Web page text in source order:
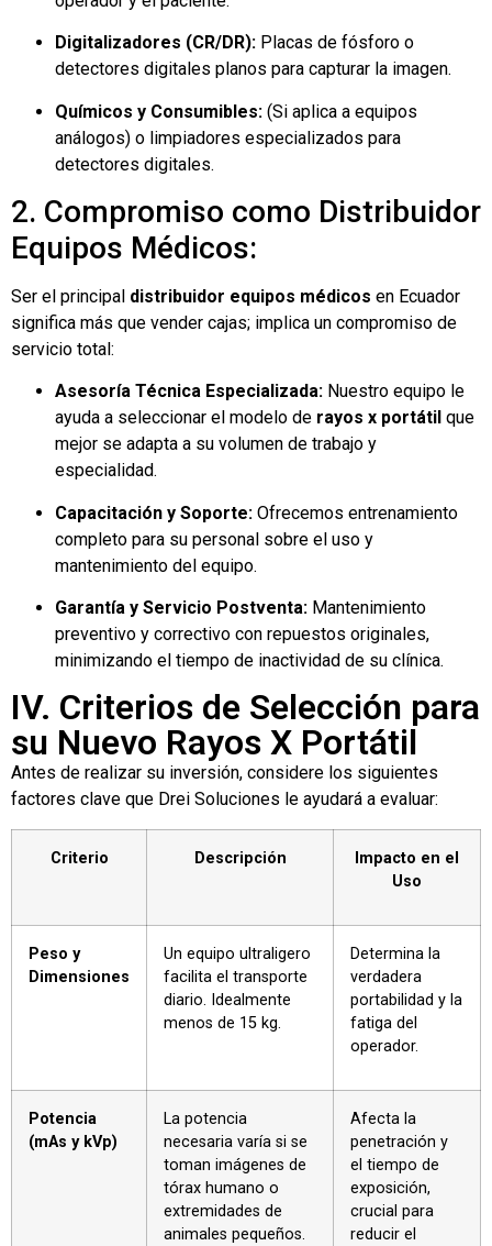
Digitalizadores (CR/DR): Placas de fósforo o
detectores digitales planos para capturar la imagen.
Químicos y Consumibles: (Si aplica a equipos
análogos) o limpiadores especializados para
detectores digitales.
2. Compromiso como Distribuidor
Equipos Médicos:
Ser el principal distribuidor equipos médicos en Ecuador
significa más que vender cajas; implica un compromiso de
servicio total:
Asesoría Técnica Especializada: Nuestro equipo le
ayuda a seleccionar el modelo de rayos x portátil que
mejor se adapta a su volumen de trabajo y
especialidad.
Capacitación y Soporte: Ofrecemos entrenamiento
completo para su personal sobre el uso y
mantenimiento del equipo.
Garantía y Servicio Postventa: Mantenimiento
preventivo y correctivo con repuestos originales,
minimizando el tiempo de inactividad de su clínica.
IV. Criterios de Selección para
su Nuevo Rayos X Portátil
Antes de realizar su inversión, considere los siguientes
factores clave que Drei Soluciones le ayudará a evaluar:
Criterio Descripción
Impacto en el
Uso
Peso y
Dimensiones
Un equipo ultraligero
facilita el transporte
diario. Idealmente
menos de 15 kg.
Determina la
verdadera
portabilidad y la
fatiga del
operador.
Potencia
(mAs y kVp)
La potencia
necesaria varía si se
toman imágenes de
tórax humano o
extremidades de
animales pequeños.
Afecta la
penetración y
el tiempo de
exposición,
crucial para
reducir el